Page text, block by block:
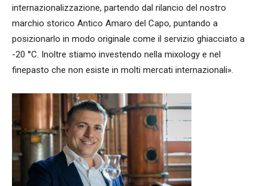
internazionalizzazione, partendo dal rilancio del nostro
marchio storico Antico Amaro del Capo, puntando a
posizionarlo in modo originale come il servizio ghiacciato a
-20 °C. Inoltre stiamo investendo nella mixology e nel
finepasto che non esiste in molti mercati internazionali».